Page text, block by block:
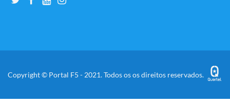
Copyright © Portal F5 - 2021. Todos os os direitos reservados.